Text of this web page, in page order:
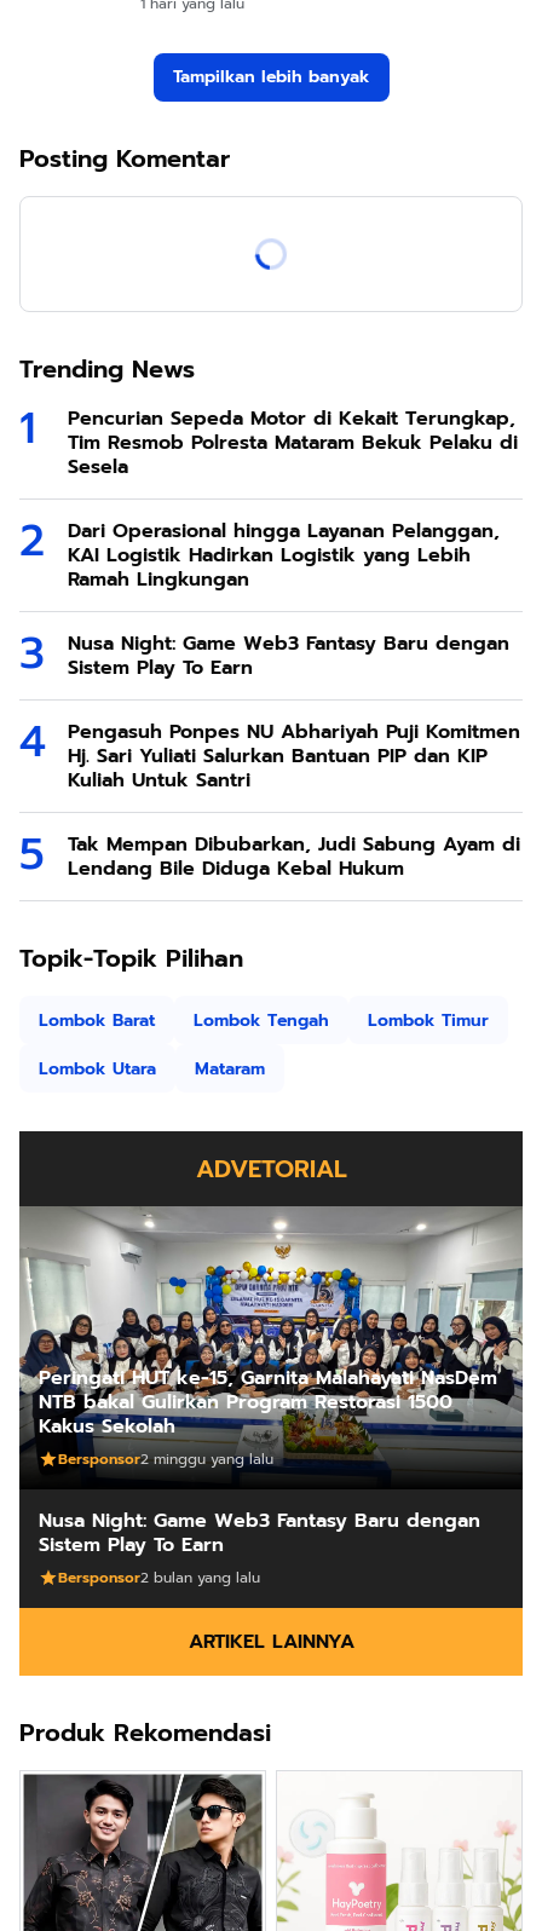
Tampilkan lebih banyak
Posting Komentar
Trending News
Pencurian Sepeda Motor di Kekait Terungkap,
Tim Resmob Polresta Mataram Bekuk Pelaku di
Sesela
Dari Operasional hingga Layanan Pelanggan,
KAI Logistik Hadirkan Logistik yang Lebih
Ramah Lingkungan
Nusa Night: Game Web3 Fantasy Baru dengan
Sistem Play To Earn
Pengasuh Ponpes NU Abhariyah Puji Komitmen
Hj. Sari Yuliati Salurkan Bantuan PIP dan KIP
Kuliah Untuk Santri
Tak Mempan Dibubarkan, Judi Sabung Ayam di
Lendang Bile Diduga Kebal Hukum
Topik-Topik Pilihan
Lombok Barat Lombok Tengah
Lombok Timur
Lombok Utara
Mataram
ADVETORIAL
Peringati HUT ke-15, Garnita Malahayati NasDem
NTB bakal Gulirkan Program Restorasi 1500
Kakus Sekolah
Bersponsor2 minggu yang lalu
Nusa Night: Game Web3 Fantasy Baru dengan
Sistem Play To Earn
Bersponsor2 bulan yang lalu
ARTIKEL LAINNYA
Produk Rekomendasi